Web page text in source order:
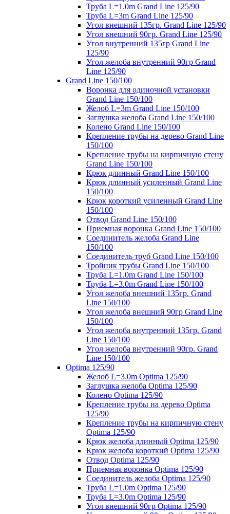
Труба L=1.0m Grand Line 125/90
Труба L=3m Grand Line 125/90
Угол внешний 135гр. Grand Line 125/90
Угол внешний 90гр. Grand Line 125/90
Угол внутренний 135гр Grand Line
125/90
Угол желоба внутренний 90гр Grand
Line 125/90
Grand Line 150/100
Воронка для одиночной установки
Grand Line 150/100
Желоб L=3m Grand Line 150/100
Заглушка желоба Grand Line 150/100
Колено Grand Line 150/100
Крепление трубы на дерево Grand Line
150/100
Крепление трубы на кирпичную стену
Grand Line 150/100
Крюк длинный Grand Line 150/100
Крюк длинный усиленный Grand Line
150/100
Крюк короткий усиленный Grand Line
150/100
Отвод Grand Line 150/100
Приемная воронка Grand Line 150/100
Соединитель желоба Grand Line
150/100
Соединитель труб Grand Line 150/100
Тройник трубы Grand Line 150/100
Труба L=1.0m Grand Line 150/100
Труба L=3.0m Grand Line 150/100
Угол желоба внешний 135гр. Grand
Line 150/100
Угол желоба внешний 90гр Grand Line
150/100
Угол желоба внутренний 135гр. Grand
Line 150/100
Угол желоба внутренний 90гр. Grand
Line 150/100
Optima 125/90
Желоб L=3.0m Optima 125/90
Заглушка желоба Optima 125/90
Колено Optima 125/90
Крепление трубы на дерево Optima
125/90
Крепление трубы на кирпичную стену
Optima 125/90
Крюк желоба длинный Optima 125/90
Крюк желоба короткий Optima 125/90
Отвод Optima 125/90
Приемная воронка Optima 125/90
Соединитель желоба Optima 125/90
Труба L=1.0m Optima 125/90
Труба L=3.0m Optima 125/90
Угол внешний 90гр Optima 125/90